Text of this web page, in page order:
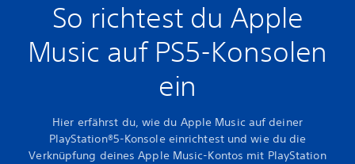
So richtest du Apple
Music auf PS5-Konsolen
ein
Hier erfährst du, wie du Apple Music auf deiner
PlayStation®5-Konsole einrichtest und wie du die
Verknüpfung deines Apple Music-Kontos mit PlayStation